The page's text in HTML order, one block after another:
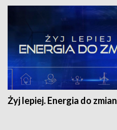
Żyj lepiej. Energia do zmian